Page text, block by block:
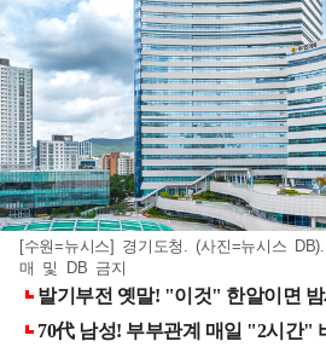
[수원=뉴시스] 경기도청. (사진=뉴시스 DB).
매 및 DB 금지